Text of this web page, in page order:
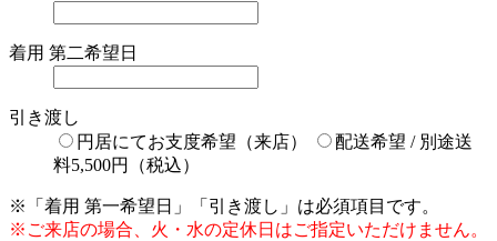
着用 第二希望日
引き渡し
円居にてお支度希望（来店）
配送希望 / 別途送
料5,500円（税込）
※「着用 第一希望日」「引き渡し」は必須項目です。
※ご来店の場合、火・水の定休日はご指定いただけません。